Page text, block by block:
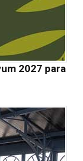
2027 para